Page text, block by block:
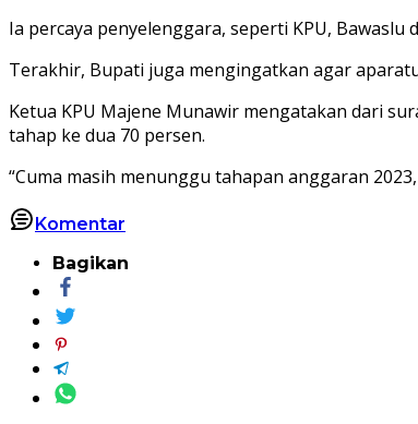
Ia percaya penyelenggara, seperti KPU,
Terakhir, Bupati juga mengingatkan agar
Ketua KPU Majene Munawir mengatakan dari
tahap ke dua 70 persen.
“Cuma masih menunggu tahapan anggaran
Komentar
Bagikan